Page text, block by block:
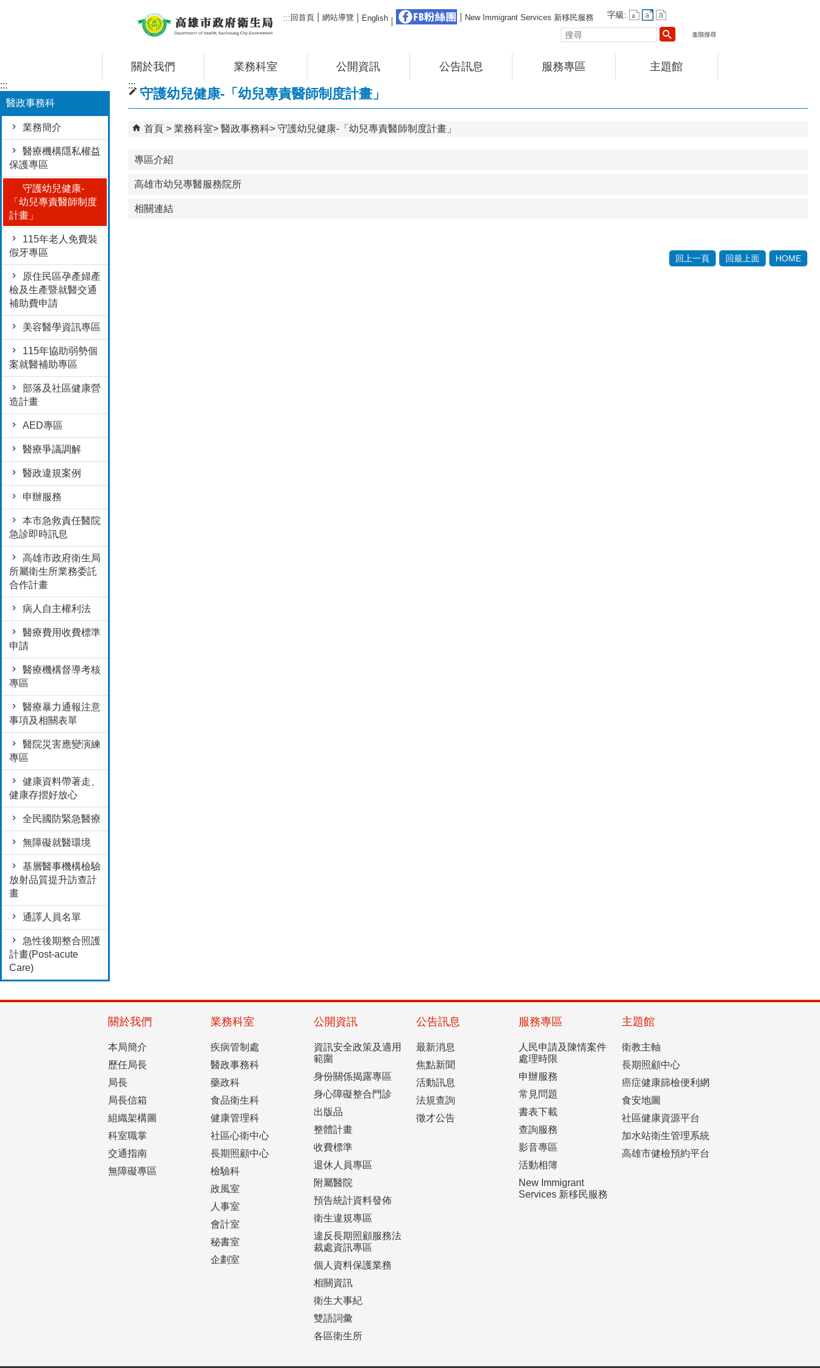
:::回首頁 網站導覽 English FB粉絲團
New Immigrant Services 新移民服務
字級:
尋
進階搜尋
關於我們 業務科室 公開資訊 公告訊息 服務專區 主題館
:::
醫政事務科
業務簡介
醫療機構隱私權益
保護專區
守護幼兒健康-
「幼兒專責醫師制度
計畫」
115年老人免費裝
假牙專區
原住民區孕產婦產
檢及生產暨就醫交通
補助費申請
美容醫學資訊專區
115年協助弱勢個
案就醫補助專區
部落及社區健康營
造計畫
AED專區
醫療爭議調解
醫政違規案例
申辦服務
本市急救責任醫院
急診即時訊息
高雄市政府衛生局
所屬衛生所業務委託
合作計畫
病人自主權利法
醫療費用收費標準
申請
醫療機構督導考核
專區
醫療暴力通報注意
事項及相關表單
醫院災害應變演練
專區
健康資料帶著走、
健康存摺好放心
全民國防緊急醫療
無障礙就醫環境
基層醫事機構檢驗
放射品質提升訪查計
畫
通譯人員名單
急性後期整合照護
計畫(Post-acute
Care)
:::
守護幼兒健康-「幼兒專責醫師制度計畫」
首頁 業務科室 醫政事務科 守護幼兒健康-「幼兒專責醫師制度計畫」
專區介紹
高雄市幼兒專醫服務院所
相關連結
回上一頁 回最上面 HOME
關於我們
本局簡介
歷任局長
局長
局長信箱
組織架構圖
科室職掌
交通指南
無障礙專區
業務科室
疾病管制處
醫政事務科
藥政科
食品衛生科
健康管理科
社區心衛中心
長期照顧中心
檢驗科
政風室
人事室
會計室
秘書室
企劃室
公開資訊
資訊安全政策及適用
範圍
身份關係揭露專區
身心障礙整合門診
出版品
整體計畫
收費標準
退休人員專區
附屬醫院
預告統計資料發佈
衛生違規專區
違反長期照顧服務法
裁處資訊專區
個人資料保護業務
相關資訊
衛生大事紀
雙語詞彙
各區衛生所
公告訊息
最新消息
焦點新聞
活動訊息
法規查詢
徵才公告
服務專區
人民申請及陳情案件
處理時限
申辦服務
常見問題
書表下載
查詢服務
影音專區
活動相簿
New Immigrant
Services 新移民服務
主題館
衛教主軸
長期照顧中心
癌症健康篩檢便利網
食安地圖
社區健康資源平台
加水站衛生管理系統
高雄市健檢預約平台